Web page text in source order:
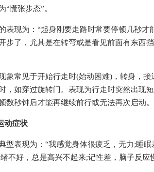
“慌张步态”。
表现为：“起身刚要走路时常要停顿几秒才
步了，尤其是在转弯或是看见前面有东西
象常见于开始行走时(始动困难)，转身，
，如穿过旋转门。表现为行走时突然出现
数秒钟后才能再继续前行或无法再次启动。
动症状
型表现为：“我感觉身体很疲乏，无力;睡
不好，总是高兴不起来;记性差，脑子反应